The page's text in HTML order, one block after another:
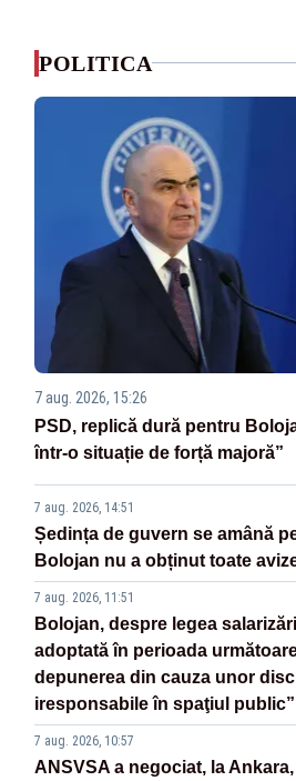
POLITICA
7 aug. 2026, 15:26
PSD, replică dură pentru
într-o situație de forță majoră”
7 aug. 2026, 14:51
Ședința de guvern se amână
Bolojan nu a obținut toate
7 aug. 2026, 11:51
Bolojan, despre legea
adoptată în perioada
depunerea din cauza unor
iresponsabile în spaţiul public”
7 aug. 2026, 10:57
ANSVSA a negociat, la